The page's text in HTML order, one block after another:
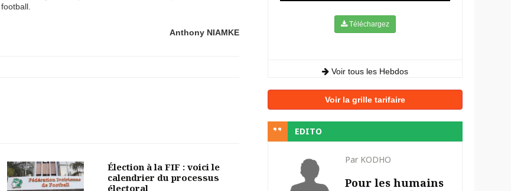
Anthony NIAMKE
Élection à la FIF : voici le
calendrier du processus
électoral
Téléchargez
Voir tous les Hebdos
Voir la grille tarifaire
EDITO
Par KODHO
Pour les humains